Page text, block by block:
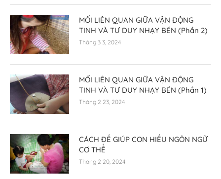
MỐI LIÊN QUAN GIỮA VẬN ĐỘNG
TINH VÀ TƯ DUY NHẠY BÉN (Phần 2)
Tháng 3 3, 2024
MỐI LIÊN QUAN GIỮA VẬN ĐỘNG
TINH VÀ TƯ DUY NHẠY BÉN (Phần 1)
Tháng 2 23, 2024
CÁCH ĐỂ GIÚP CON HIỂU NGÔN NGỮ
CƠ THỂ
Tháng 2 20, 2024